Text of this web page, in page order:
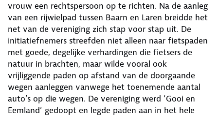
vrouw een rechtspersoon op te richten. Na de aanleg
van een rijwielpad tussen Baarn en Laren breidde het
net van de vereniging zich stap voor stap uit. De
initiatiefnemers streefden niet alleen naar fietspaden
met goede, degelijke verhardingen die fietsers de
natuur in brachten, maar wilde vooral ook
vrijliggende paden op afstand van de doorgaande
wegen aanleggen vanwege het toenemende aantal
auto’s op die wegen. De vereniging werd ‘Gooi en
Eemland’ gedoopt en legde paden aan in het hele